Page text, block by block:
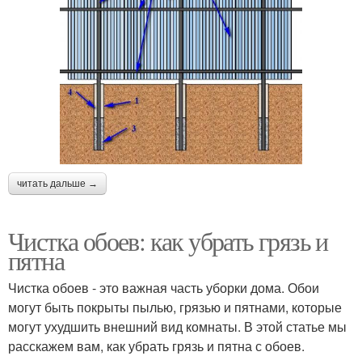
читать дальше →
Чистка обоев: как убрать грязь и
пятна
Чистка обоев - это важная часть уборки дома. Обои
могут быть покрыты пылью, грязью и пятнами, которые
могут ухудшить внешний вид комнаты. В этой статье мы
расскажем вам, как убрать грязь и пятна с обоев.